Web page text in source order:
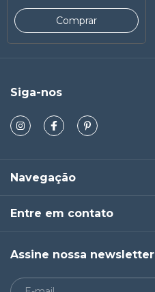
Siga-nos
Navegação
Entre em contato
Assine nossa newsletter